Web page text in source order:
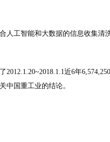
人工智能和大数据的信息收集清
近6年
中国重工业的结论。